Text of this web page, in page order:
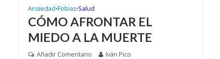
Ansiedad•Fobias•Salud
CÓMO AFRONTAR EL
MIEDO A LA MUERTE
Añadir Comentario Iván Pico